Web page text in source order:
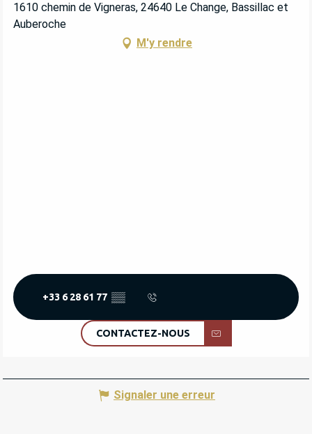
1610 chemin de Vigneras, 24640 Le Change, Bassillac et
Auberoche
M'y rendre
+33 6 28 61 77 ▒▒
CONTACTEZ-NOUS
Signaler une erreur